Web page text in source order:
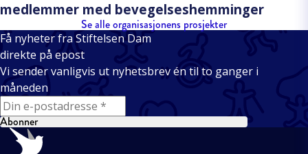
medlemmer med bevegelseshemminger
Se alle organisasjonens prosjekter
Få nyheter fra Stiftelsen Dam
direkte på epost
Vi sender vanligvis ut nyhetsbrev én til to ganger i
måneden
E-mail
Abonner
Bunntekst